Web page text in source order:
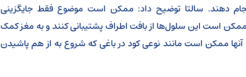
دهند. سالتا توضیح داد: ممکن است موضوع فقط جایگزینی
است این سلول‌ها از بافت اطراف پشتیبانی کنند و به مغز کمک
آنها ممکن است مانند نوعی کود در باغی که شروع به از هم پاشیدن